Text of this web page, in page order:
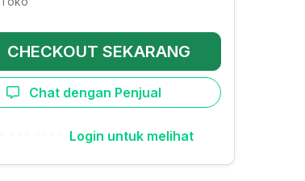
CHECKOUT SEKARANG
Chat dengan Penjual
Login untuk melihat